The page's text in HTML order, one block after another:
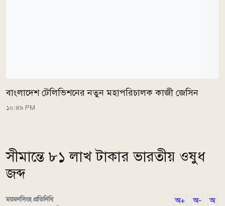
বাংলাদেশ টেলিভিশনের নতুন মহাপরিচালক কাজী জেসিন
১০:৪৯ PM
সীমান্তে ৮১ লাখ টাকার ভারতীয় ওষুধ
জব্দ
ময়মনসিংহ প্রতিনিধি
অ+ অ- অ